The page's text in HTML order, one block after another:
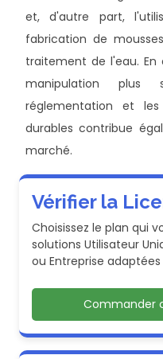
et, d'autre part,
fabrication de
traitement de l'eau.
manipulation
réglementation et
durables contribue
marché.
Vérifier la
Choisissez le plan qui
solutions Utilisateur
ou Entreprise adaptées
Commander